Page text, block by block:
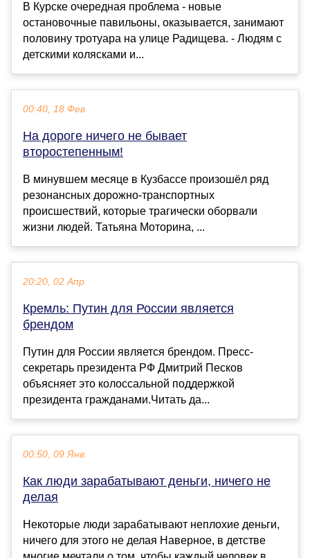
В Курске очередная проблема - новые
остановочные павильоны, оказывается, занимают
половину тротуара на улице Радищева. - Людям с
детскими колясками и...
00:40, 18 Фев
На дороге ничего не бывает
второстепенным!
В минувшем месяце в Кузбассе произошёл ряд
резонансных дорожно-транспортных
происшествий, которые трагически оборвали
жизни людей. Татьяна Моторина, ...
20:20, 02 Апр
Кремль: Путин для России является
брендом
Путин для России является брендом. Пресс-
секретарь президента РФ Дмитрий Песков
объясняет это колоссальной поддержкой
президента гражданами.Читать да...
00:50, 09 Янв
Как люди зарабатывают деньги, ничего не
делая
Некоторые люди зарабатывают неплохие деньги,
ничего для этого не делая Наверное, в детстве